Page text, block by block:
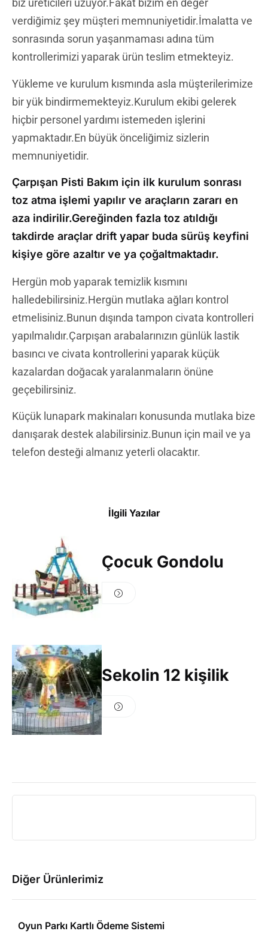
biz üreticileri üzüyor.Fakat bizim en değer
verdiğimiz şey müşteri memnuniyetidir.İmalatta ve
sonrasında sorun yaşanmaması adına tüm
kontrollerimizi yaparak ürün teslim etmekteyiz.
Yükleme ve kurulum kısmında asla müşterilerimize
bir yük bindirmemekteyiz.Kurulum ekibi gelerek
hiçbir personel yardımı istemeden işlerini
yapmaktadır.En büyük önceliğimiz sizlerin
memnuniyetidir.
Çarpışan Pisti Bakım için ilk kurulum sonrası
toz atma işlemi yapılır ve araçların zararı en
aza indirilir.Gereğinden fazla toz atıldığı
takdirde araçlar drift yapar buda sürüş keyfini
kişiye göre azaltır ve ya çoğaltmaktadır.
Hergün mob yaparak temizlik kısmını
halledebilirsiniz.Hergün mutlaka ağları kontrol
etmelisiniz.Bunun dışında tampon civata kontrolleri
yapılmalıdır.Çarpışan arabalarınızın günlük lastik
basıncı ve civata kontrollerini yaparak küçük
kazalardan doğacak yaralanmaların önüne
geçebilirsiniz.
Küçük lunapark makinaları konusunda mutlaka bize
danışarak destek alabilirsiniz.Bunun için mail ve ya
telefon desteği almanız yeterli olacaktır.
İlgili Yazılar
Çocuk Gondolu
Sekolin 12 kişilik
Diğer Ürünlerimiz
Oyun Parkı Kartlı Ödeme Sistemi